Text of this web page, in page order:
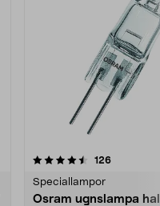
126
Speciallampor
Osram ugnslampa
4.0 av 5 stjärnor